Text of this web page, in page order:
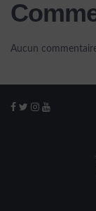
Aucun